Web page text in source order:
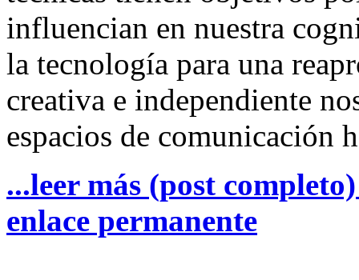
influencian en nuestra
la tecnología para una
creativa e independiente
espacios de comunicación
...leer más (post
enlace permanente